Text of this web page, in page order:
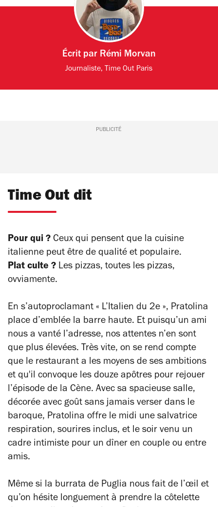
Écrit par Rémi Morvan
Journaliste, Time Out Paris
PUBLICITÉ
Time Out dit
Pour qui ? Ceux qui pensent que la cuisine
italienne peut être de qualité et populaire.
Plat culte ? Les pizzas, toutes les pizzas,
ovviamente.
En s’autoproclamant « L’Italien du 2e », Pratolina
place d’emblée la barre haute. Et puisqu’un ami
nous a vanté l’adresse, nos attentes n’en sont
que plus élevées. Très vite, on se rend compte
que le restaurant a les moyens de ses ambitions
et qu'il convoque les douze apôtres pour rejouer
l’épisode de la Cène. Avec sa spacieuse salle,
décorée avec goût sans jamais verser dans le
baroque, Pratolina offre le midi une salvatrice
respiration, sourires inclus, et le soir venu un
cadre intimiste pour un dîner en couple ou entre
amis.
Même si la burrata de Puglia nous fait de l’œil et
qu’on hésite longuement à prendre la côtelette